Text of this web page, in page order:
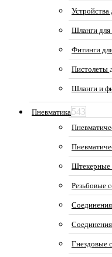
Шланги для
Фитинги
Пистолеты
Шланги и
Пневматика543
Штекерные
Резьбовые
Гнездовые